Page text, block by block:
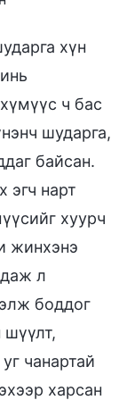
хүн
ч бас
шударга,
байсан.
эгч нарт
хуурч
жинхэнэ
л
боддог
чанартай
харсан